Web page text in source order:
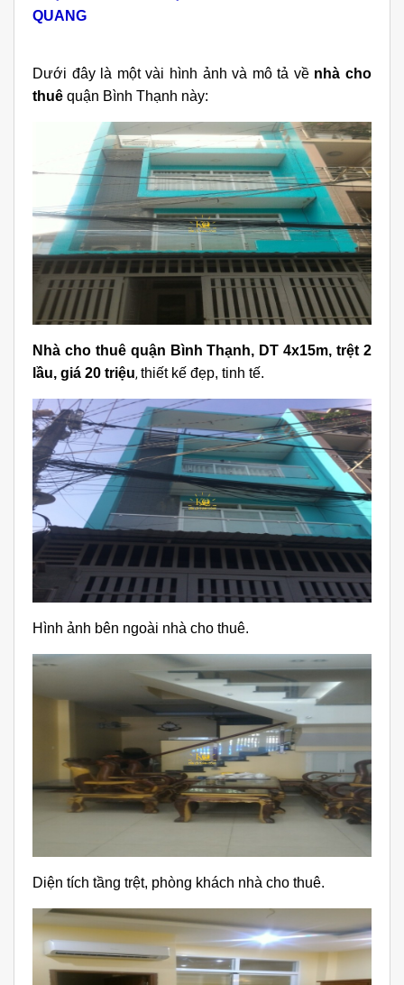
QUANG
Dưới đây là một vài hình ảnh và mô tả về nhà cho
thuê quận Bình Thạnh này:
Nhà cho thuê quận Bình Thạnh, DT 4x15m, trệt 2
lầu, giá 20 triệu,thiết kế đẹp, tinh tế.
Hình ảnh bên ngoài nhà cho thuê.
Diện tích tầng trệt, phòng khách nhà cho thuê.